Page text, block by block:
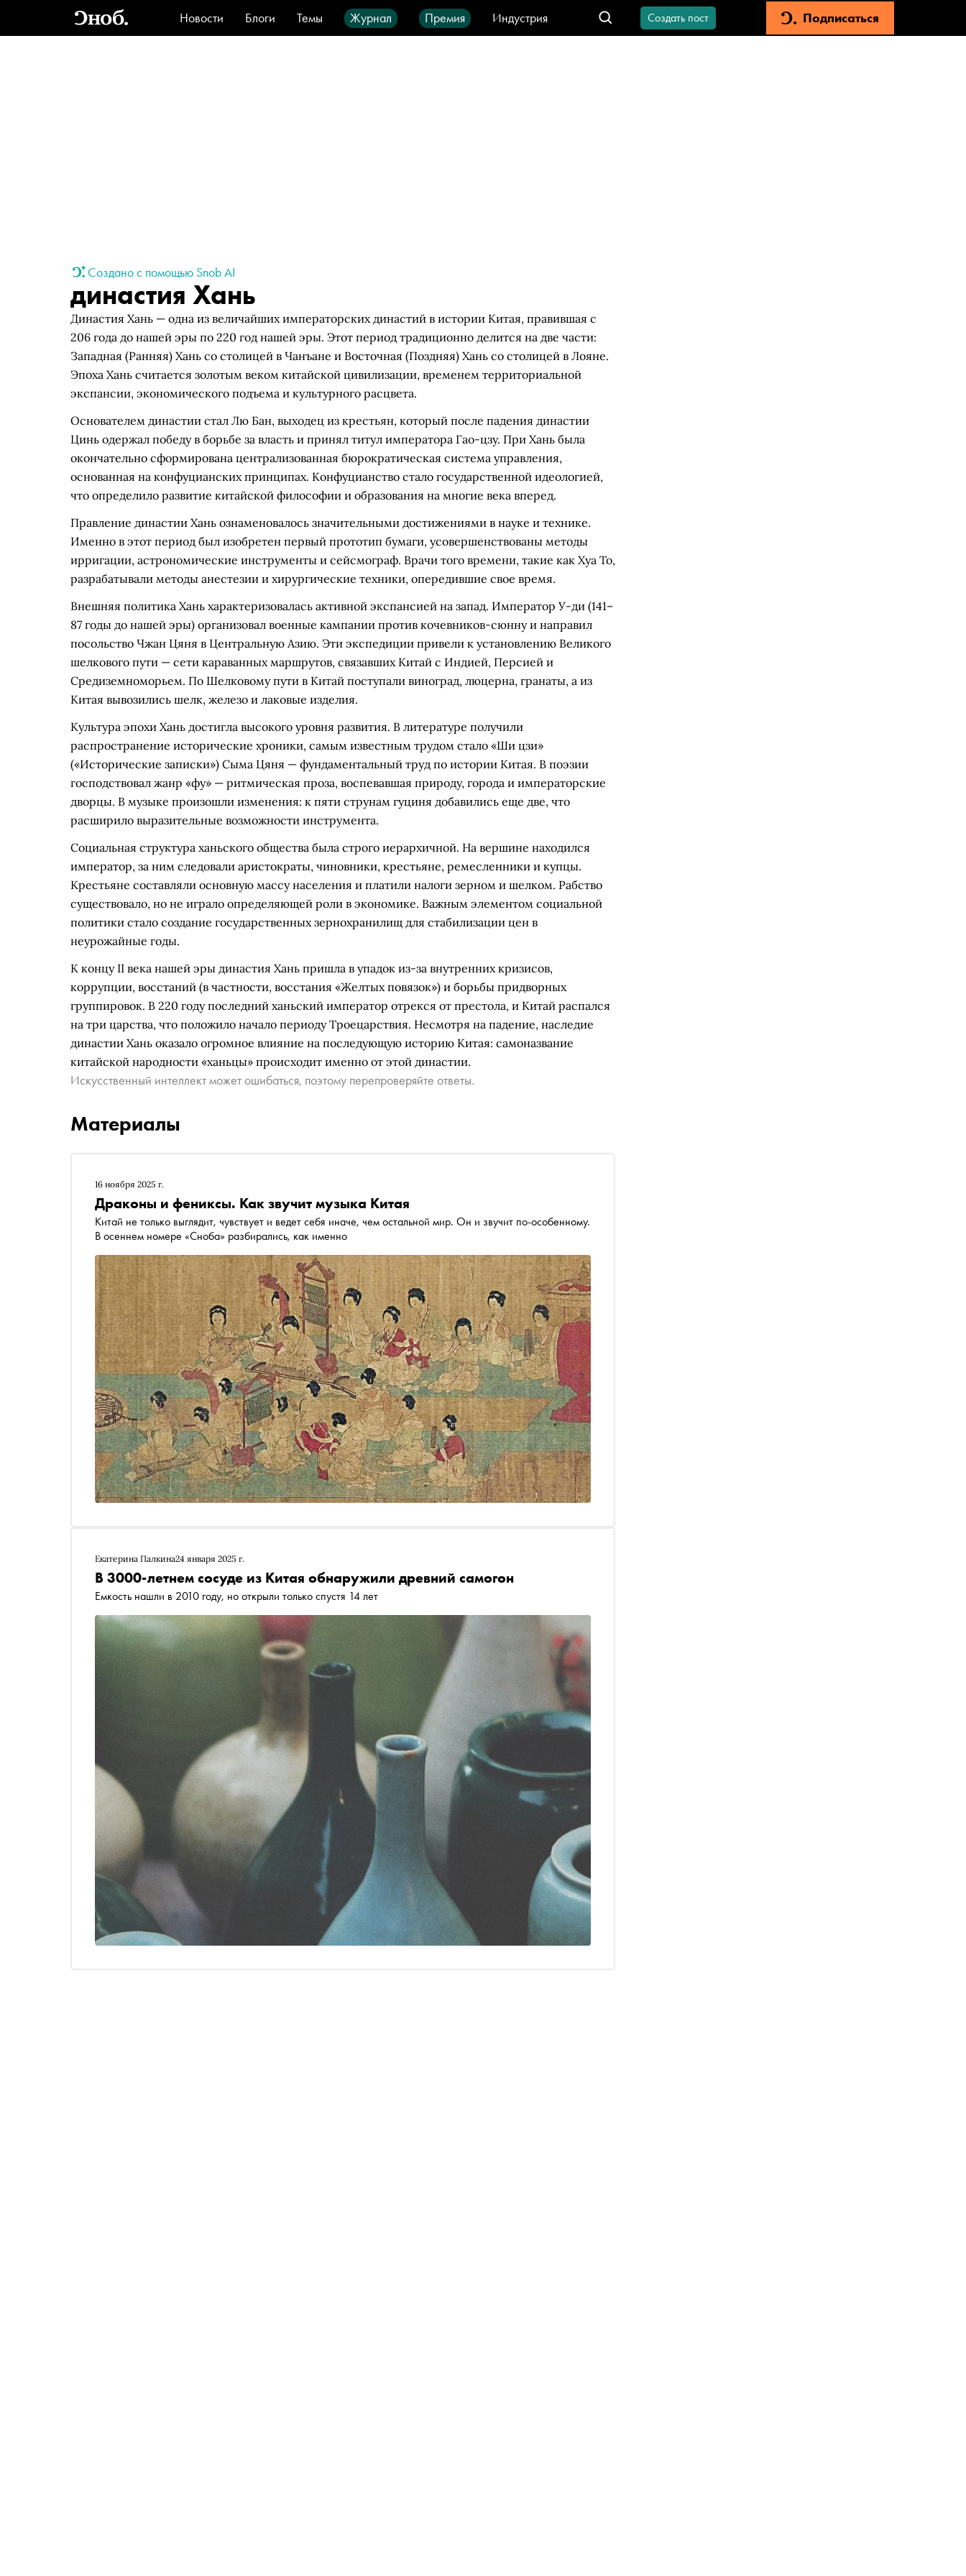
Новости Блоги Темы Журнал Премия
Индустрия
Стиль
Видео Город IT-продукты
Создать пост Подписаться
Создано с помощью Snob AI
династия Хань
Династия Хань — одна из величайших императорских династий в истории Китая, правившая с
206 года до нашей эры по 220 год нашей эры. Этот период традиционно делится на две части:
Западная (Ранняя) Хань со столицей в Чанъане и Восточная (Поздняя) Хань со столицей в Лояне.
Эпоха Хань считается золотым веком китайской цивилизации, временем территориальной
экспансии, экономического подъема и культурного расцвета.
Основателем династии стал Лю Бан, выходец из крестьян, который после падения династии
Цинь одержал победу в борьбе за власть и принял титул императора Гао-цзу. При Хань была
окончательно сформирована централизованная бюрократическая система управления,
основанная на конфуцианских принципах. Конфуцианство стало государственной идеологией,
что определило развитие китайской философии и образования на многие века вперед.
Правление династии Хань ознаменовалось значительными достижениями в науке и технике.
Именно в этот период был изобретен первый прототип бумаги, усовершенствованы методы
ирригации, астрономические инструменты и сейсмограф. Врачи того времени, такие как Хуа То,
разрабатывали методы анестезии и хирургические техники, опередившие свое время.
Внешняя политика Хань характеризовалась активной экспансией на запад. Император У-ди (141–
87 годы до нашей эры) организовал военные кампании против кочевников-сюнну и направил
посольство Чжан Цяня в Центральную Азию. Эти экспедиции привели к установлению Великого
шелкового пути — сети караванных маршрутов, связавших Китай с Индией, Персией и
Средиземноморьем. По Шелковому пути в Китай поступали виноград, люцерна, гранаты, а из
Китая вывозились шелк, железо и лаковые изделия.
Культура эпохи Хань достигла высокого уровня развития. В литературе получили
распространение исторические хроники, самым известным трудом стало «Ши цзи»
(«Исторические записки») Сыма Цяня — фундаментальный труд по истории Китая. В поэзии
господствовал жанр «фу» — ритмическая проза, воспевавшая природу, города и императорские
дворцы. В музыке произошли изменения: к пяти струнам гуциня добавились еще две, что
расширило выразительные возможности инструмента.
Социальная структура ханьского общества была строго иерархичной. На вершине находился
император, за ним следовали аристократы, чиновники, крестьяне, ремесленники и купцы.
Крестьяне составляли основную массу населения и платили налоги зерном и шелком. Рабство
существовало, но не играло определяющей роли в экономике. Важным элементом социальной
политики стало создание государственных зернохранилищ для стабилизации цен в
неурожайные годы.
К концу II века нашей эры династия Хань пришла в упадок из-за внутренних кризисов,
коррупции, восстаний (в частности, восстания «Желтых повязок») и борьбы придворных
группировок. В 220 году последний ханьский император отрекся от престола, и Китай распался
на три царства, что положило начало периоду Троецарствия. Несмотря на падение, наследие
династии Хань оказало огромное влияние на последующую историю Китая: самоназвание
китайской народности «ханьцы» происходит именно от этой династии.
Искусственный интеллект может ошибаться, поэтому перепроверяйте ответы.
Материалы
16 ноября 2025 г.
Драконы и фениксы. Как звучит музыка Китая
Китай не только выглядит, чувствует и ведет себя иначе, чем остальной мир. Он и звучит по-особенному.
В осеннем номере «Сноба» разбирались, как именно
Екатерина Палкина24 января 2025 г.
В 3000-летнем сосуде из Китая обнаружили древний самогон
Емкость нашли в 2010 году, но открыли только спустя 14 лет